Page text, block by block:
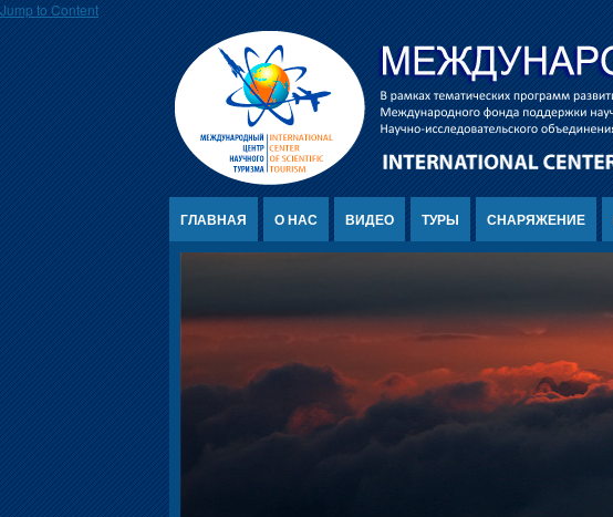
Jump to Content
ГЛАВНАЯ О НАС ВИДЕО ТУРЫ СНАРЯЖЕНИЕ